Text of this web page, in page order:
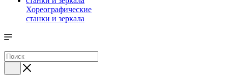
Хореографические
станки и зеркала